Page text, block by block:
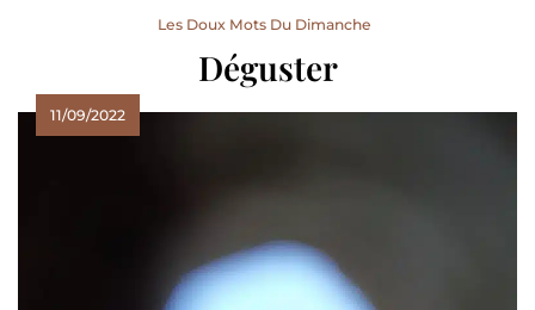
Les Doux Mots Du Dimanche
Déguster
11/09/2022